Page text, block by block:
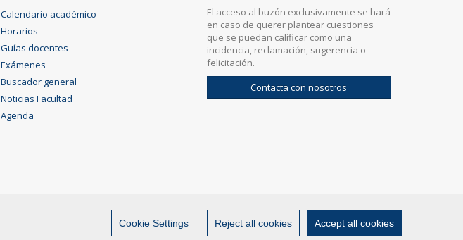
Cookie Settings Reject all cookies Accept all cookies
Calendario académico
Horarios
Guías docentes
Exámenes
Buscador general
Noticias Facultad
Agenda
El acceso al buzón exclusivamente se hará
en caso de querer plantear cuestiones
que se puedan calificar como una
incidencia, reclamación, sugerencia o
felicitación.
Contacta con nosotros